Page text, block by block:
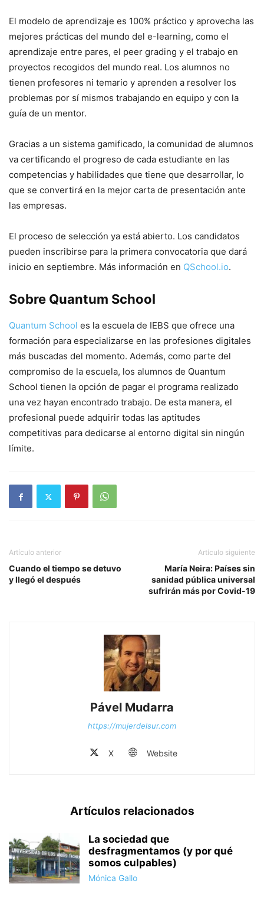
El modelo de aprendizaje es 100% práctico y aprovecha las
mejores prácticas del mundo del e-learning, como el
aprendizaje entre pares, el peer grading y el trabajo en
proyectos recogidos del mundo real. Los alumnos no
tienen profesores ni temario y aprenden a resolver los
problemas por sí mismos trabajando en equipo y con la
guía de un mentor.
Gracias a un sistema gamificado, la comunidad de alumnos
va certificando el progreso de cada estudiante en las
competencias y habilidades que tiene que desarrollar, lo
que se convertirá en la mejor carta de presentación ante
las empresas.
El proceso de selección ya está abierto. Los candidatos
pueden inscribirse para la primera convocatoria que dará
inicio en septiembre. Más información en QSchool.io.
Sobre Quantum School
Quantum School es la escuela de IEBS que ofrece una
formación para especializarse en las profesiones digitales
más buscadas del momento. Además, como parte del
compromiso de la escuela, los alumnos de Quantum
School tienen la opción de pagar el programa realizado
una vez hayan encontrado trabajo. De esta manera, el
profesional puede adquirir todas las aptitudes
competitivas para dedicarse al entorno digital sin ningún
límite.
Artículo anterior
Cuando el tiempo se detuvo
y llegó el después
Artículo siguiente
María Neira: Países sin
sanidad pública universal
sufrirán más por Covid-19
Pável Mudarra
https://mujerdelsur.com
X Website
Artículos relacionados
La sociedad que
desfragmentamos (y por qué
somos culpables)
Mónica Gallo